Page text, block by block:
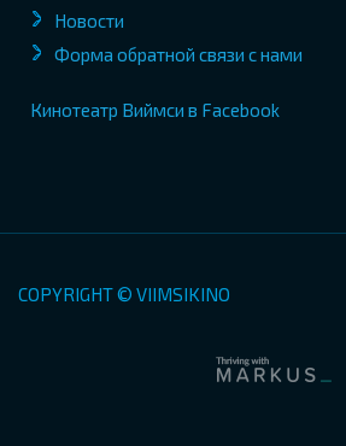
Новости
Форма обратной связи с нами
Кинотеатр Виймси в Facebook
COPYRIGHT © VIIMSIKINO